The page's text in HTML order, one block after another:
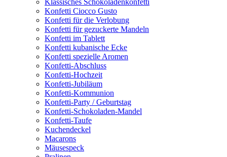
Klassisches Schokoladenkonfetti
Konfetti Ciocco Gusto
Konfetti für die Verlobung
Konfetti für gezuckerte Mandeln
Konfetti im Tablett
Konfetti kubanische Ecke
Konfetti spezielle Aromen
Konfetti-Abschluss
Konfetti-Hochzeit
Konfetti-Jubiläum
Konfetti-Kommunion
Konfetti-Party / Geburtstag
Konfetti-Schokoladen-Mandel
Konfetti-Taufe
Kuchendeckel
Macarons
Mäusespeck